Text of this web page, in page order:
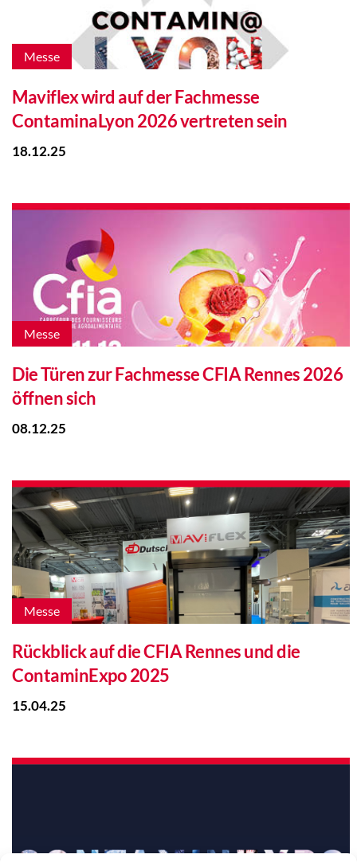
Messe
Maviflex wird auf der Fachmesse
ContaminaLyon 2026 vertreten sein
18.12.25
Messe
Die Türen zur Fachmesse CFIA Rennes 2026
öffnen sich
08.12.25
Messe
Rückblick auf die CFIA Rennes und die
ContaminExpo 2025
15.04.25